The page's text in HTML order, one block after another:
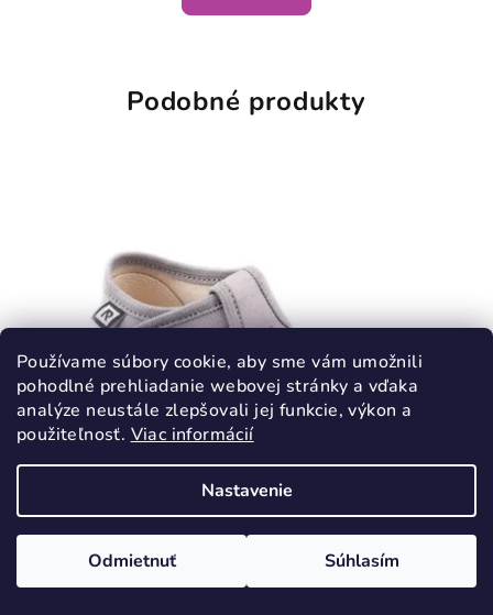
Používame súbory cookie, aby sme vám umožnili
pohodlné prehliadanie webovej stránky a vďaka
analýze neustále zlepšovali jej funkcie, výkon a
použiteľnosť. Viac informácií
Nastavenie
Odmietnuť Súhlasím
Podobné produkty
RAK Papuče Šedé otvorená špička
KÓD: